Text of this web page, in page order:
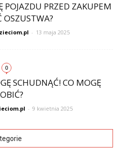
POJAZDU PRZED ZAKUPEM
OSZUSTWA?
- 13 maja 2025
0
SCHUDNĄĆ! CO MOGĘ
- 9 kwietnia 2025